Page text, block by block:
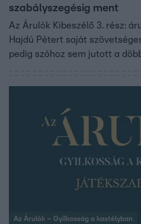
szabályszegésig ment
Az Árulók Kibeszélő 3. rész:
Hajdú Pétert saját
pedig szóhoz sem jutott a
Az Árulók – Gyilkosság a kastélyban